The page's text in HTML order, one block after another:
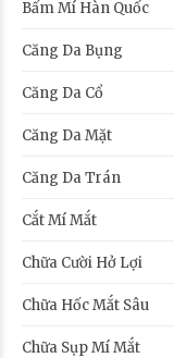
Bấm Mí Hàn Quốc
Căng Da Bụng
Căng Da Cổ
Căng Da Mặt
Căng Da Trán
Cắt Mí Mắt
Chữa Cười Hở Lợi
Chữa Hốc Mắt Sâu
Chữa Sụp Mí Mắt